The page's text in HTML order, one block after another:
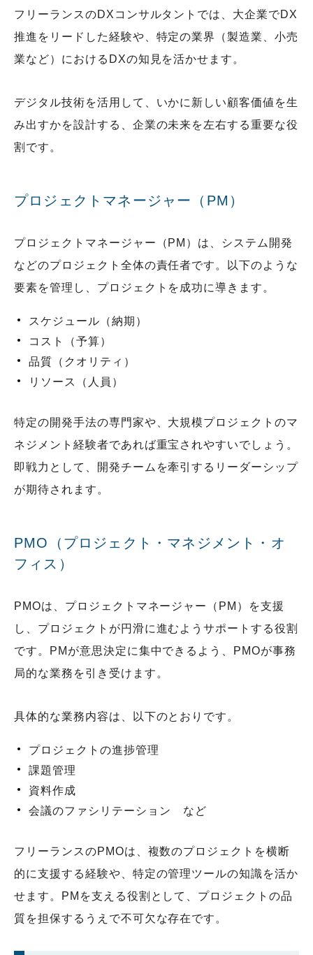
フリーランスのDXコンサルタントでは、大企業でDX
推進をリードした経験や、特定の業界（製造業、小売
業など）におけるDXの知見を活かせます。
デジタル技術を活用して、いかに新しい顧客価値を生
み出すかを設計する、企業の未来を左右する重要な役
割です。
プロジェクトマネージャー（PM）
プロジェクトマネージャー（PM）は、システム開発
などのプロジェクト全体の責任者です。以下のような
要素を管理し、プロジェクトを成功に導きます。
スケジュール（納期）
コスト（予算）
品質（クオリティ）
リソース（人員）
特定の開発手法の専門家や、大規模プロジェクトのマ
ネジメント経験者であれば重宝されやすいでしょう。
即戦力として、開発チームを牽引するリーダーシップ
が期待されます。
PMO（プロジェクト・マネジメント・オ
フィス）
PMOは、プロジェクトマネージャー（PM）を支援
し、プロジェクトが円滑に進むようサポートする役割
です。PMが意思決定に集中できるよう、PMOが事務
局的な業務を引き受けます。
具体的な業務内容は、以下のとおりです。
プロジェクトの進捗管理
課題管理
資料作成
会議のファシリテーション など
フリーランスのPMOは、複数のプロジェクトを横断
的に支援する経験や、特定の管理ツールの知識を活か
せます。PMを支える役割として、プロジェクトの品
質を担保するうえで不可欠な存在です。